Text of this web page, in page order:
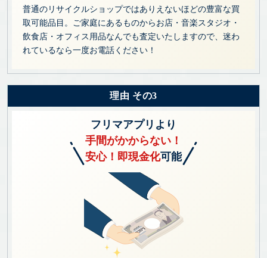
普通のリサイクルショップではありえないほどの豊富な買
取可能品目。ご家庭にあるものからお店・音楽スタジオ・
飲食店・オフィス用品なんでも査定いたしますので、迷わ
れているなら一度お電話ください！
理由 その3
フリマアプリより
手間がかからない！
安心！即現金化可能